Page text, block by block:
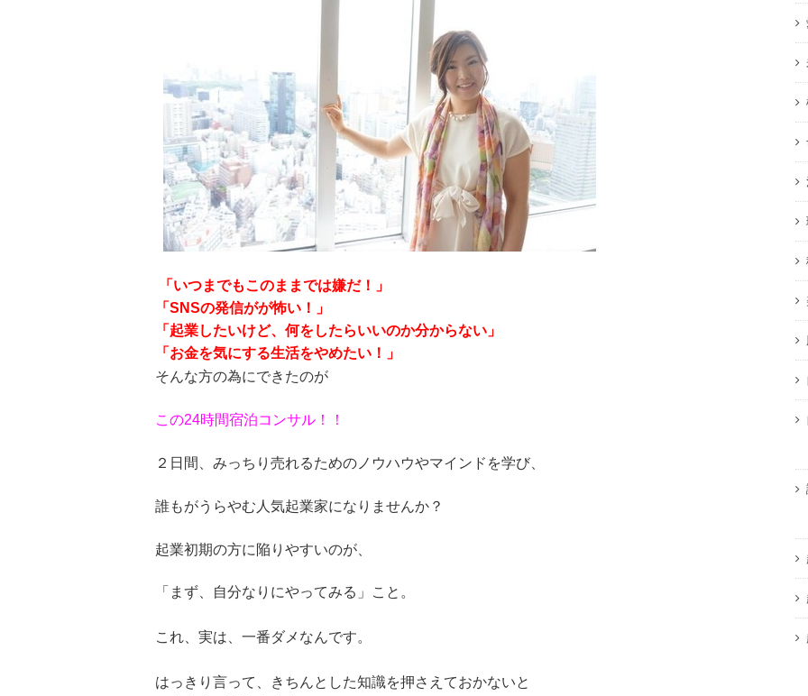
「いつまでもこのままでは嫌だ！」
「SNSの発信がが怖い！」
「起業したいけど、何をしたらいいのか分からない」
「お金を気にする生活をやめたい！」
そんな方の為にできたのが
この24時間宿泊コンサル！！
２日間、みっちり売れるためのノウハウやマインドを学び、
誰もがうらやむ人気起業家になりませんか？
起業初期の方に陥りやすいのが、
「まず、自分なりにやってみる」こと。
これ、実は、一番ダメなんです。
はっきり言って、きちんとした知識を押さえておかないと